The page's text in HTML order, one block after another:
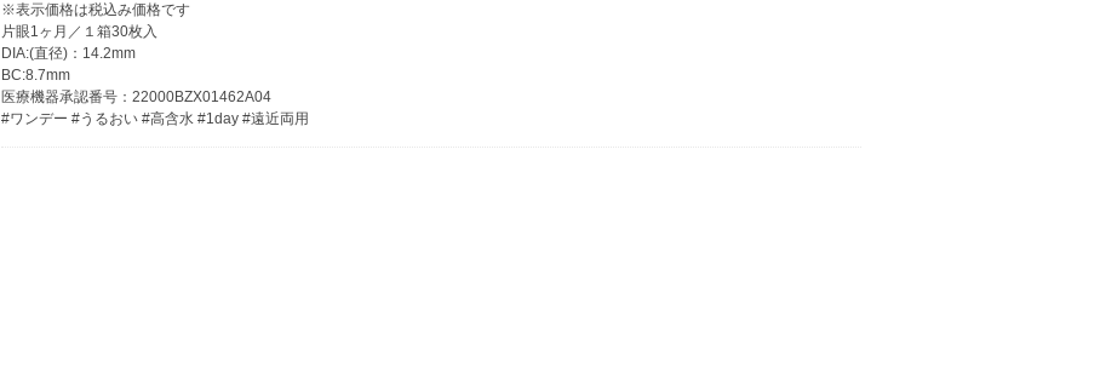
※表示価格は税込み価格です
片眼1ヶ月／１箱30枚入
DIA:(直径)：14.2mm
BC:8.7mm
医療機器承認番号：22000BZX01462A04
#ワンデー #うるおい #高含水 #1day #遠近両用